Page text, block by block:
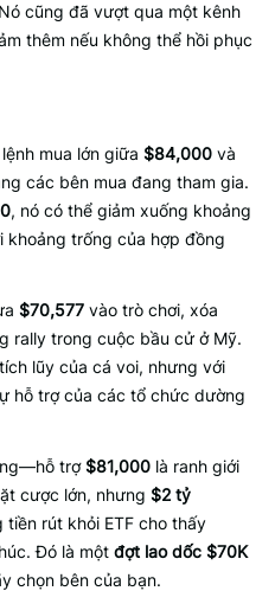
cũng đã vượt qua một kênh
thêm nếu không thể hồi phục
mua lớn giữa $84,000 và
các bên mua đang tham gia.
, nó có thể giảm xuống khoảng
khoảng trống của hợp đồng
$70,577 vào trò chơi, xóa
rally trong cuộc bầu cử ở Mỹ.
lũy của cá voi, nhưng với
hỗ trợ của các tổ chức dường
trợ$81,000 là ranh giới
cược lớn, nhưng $2 tỷ
rút khỏi ETF cho thấy
Đó là một đợt lao dốc $70K
chọn bên của bạn.